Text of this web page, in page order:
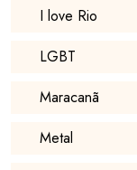
I love Rio
LGBT
Maracanã
Metal